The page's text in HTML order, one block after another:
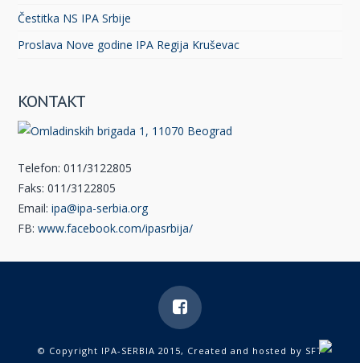
Čestitka NS IPA Srbije
Proslava Nove godine IPA Regija Kruševac
KONTAKT
Telefon: 011/3122805
Faks: 011/3122805
Email:ipa@ipa-serbia.org
FB:www.facebook.com/ipasrbija/
© Copyright IPA-SERBIA 2015, Created and hosted by SFT